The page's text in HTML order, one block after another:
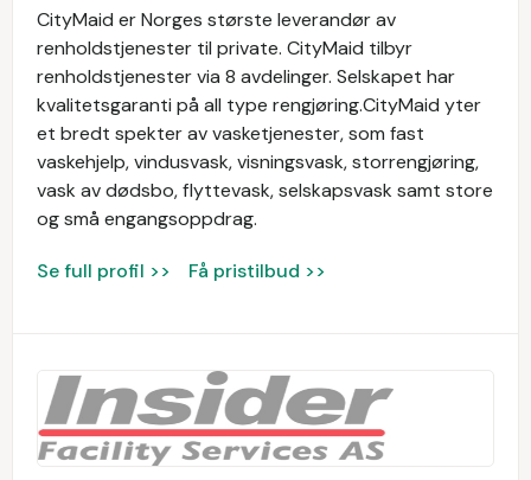
CityMaid er Norges største leverandør av
renholdstjenester til private. CityMaid tilbyr
renholdstjenester via 8 avdelinger. Selskapet har
kvalitetsgaranti på all type rengjøring.CityMaid yter
et bredt spekter av vasketjenester, som fast
vaskehjelp, vindusvask, visningsvask, storrengjøring,
vask av dødsbo, flyttevask, selskapsvask samt store
og små engangsoppdrag.
Se full profil >> Få pristilbud >>